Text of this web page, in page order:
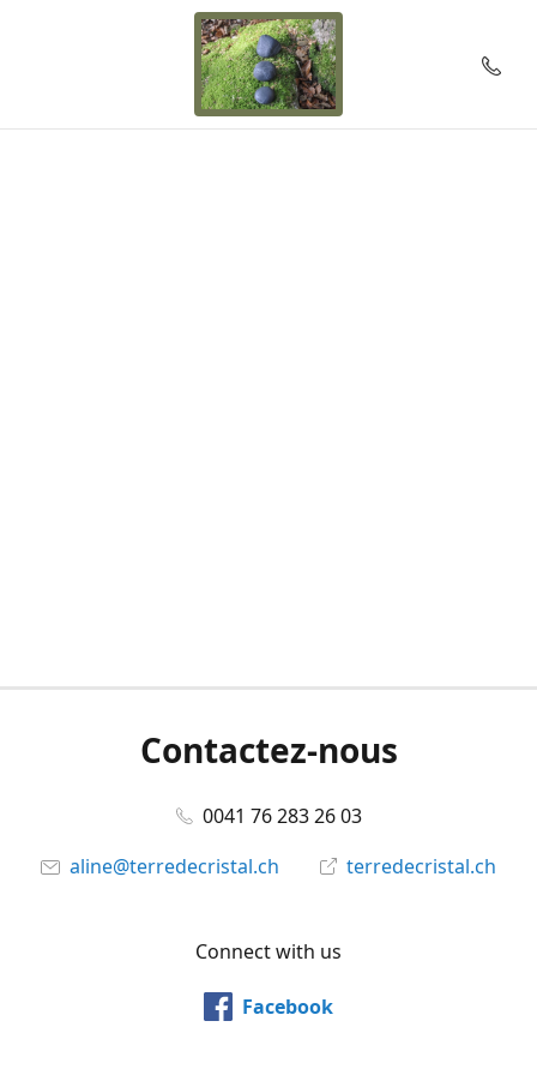
Contactez-nous
0041 76 283 26 03
aline@terredecristal.ch
terredecristal.ch
Connect with us
Facebook